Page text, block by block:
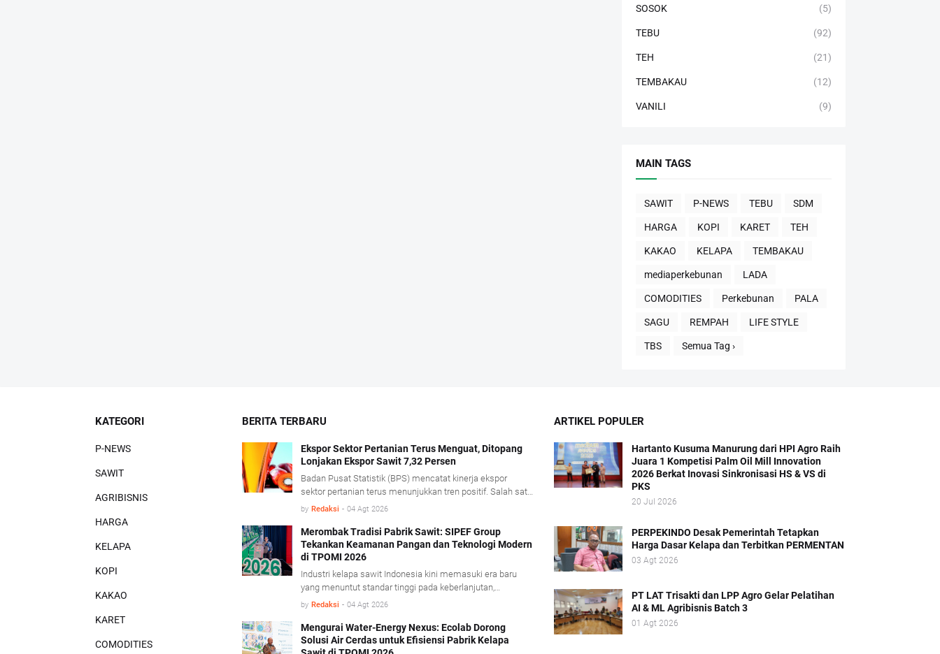
SOSOK (5)
TEBU (92)
TEH (21)
TEMBAKAU (12)
VANILI (9)
MAIN TAGS
SAWIT P-NEWS TEBU SDM
HARGA KOPI KARET TEH
KAKAO KELAPA TEMBAKAU
mediaperkebunan LADA
COMODITIES Perkebunan PALA
SAGU REMPAH LIFE STYLE
TBS Semua Tag ›
KATEGORI
P-NEWS
SAWIT
AGRIBISNIS
HARGA
KELAPA
KOPI
KAKAO
KARET
COMODITIES
BERITA TERBARU
Ekspor Sektor Pertanian Terus Menguat, Ditopang
Lonjakan Ekspor Sawit 7,32 Persen
Badan Pusat Statistik (BPS) mencatat kinerja ekspor
sektor pertanian terus menunjukkan tren positif. Salah satu
pendorong kinerja tersebut berasal dari komoditas minyak
turunannya yang mencatat pertumbuhan ekspor cukup
signifikan. BPS mencatat, sepanjang Januari- Juni 2026
nilai ekspor CPO dan produk turunannya tumbuh 7,32
persen dibandingkan periode yang sama tahun lalu,
didorong penguatan harga CPO di pasar global.
by Redaksi - 04 Agt 2026
Merombak Tradisi Pabrik Sawit: SIPEF Group
Tekankan Keamanan Pangan dan Teknologi Modern
di TPOMI 2026
Industri kelapa sawit Indonesia kini memasuki era baru
yang menuntut standar tinggi pada keberlanjutan,
keamanan pangan, dan adaptasi teknologi modern. Dalam
(TPOMI) 2026 yang berlangsung di Medan, Sumatera
Utara, Kamis (9/7/2026), SIPEF Group/PT Tolan Tiga
by Redaksi - 04 Agt 2026
Mengurai Water-Energy Nexus: Ecolab Dorong
Solusi Air Cerdas untuk Efisiensi Pabrik Kelapa
ARTIKEL POPULER
Hartanto Kusuma Manurung dari HPI Agro Raih
Juara 1 Kompetisi Palm Oil Mill Innovation
2026 Berkat Inovasi Sinkronisasi HS & VS di
PKS
20 Jul 2026
PERPEKINDO Desak Pemerintah Tetapkan
Harga Dasar Kelapa dan Terbitkan PERMENTAN
03 Agt 2026
PT LAT Trisakti dan LPP Agro Gelar Pelatihan
AI & ML Agribisnis Batch 3
01 Agt 2026